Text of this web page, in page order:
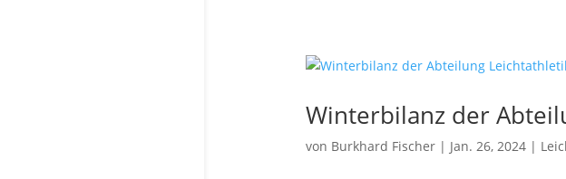
Winterbilanz der
von Burkhard Fischer| Jan. 26, 2024 |